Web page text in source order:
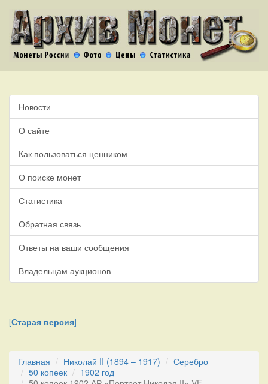
Новости
О сайте
Как пользоваться ценником
О поиске монет
Статистика
Обратная связь
Ответы на ваши сообщения
Владельцам аукционов
[Старая версия]
Главная Николай II (1894 – 1917)
Серебро
50 копеек
1902 год